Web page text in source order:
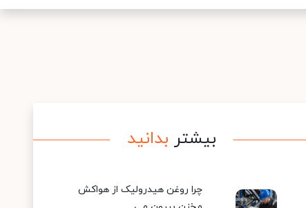
بیشتر بدانید
چرا روغن هیدرولیک از هواکش